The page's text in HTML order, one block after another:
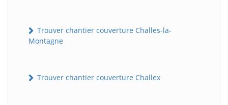
Trouver chantier couverture Challes-la-
Montagne
Trouver chantier couverture Challex